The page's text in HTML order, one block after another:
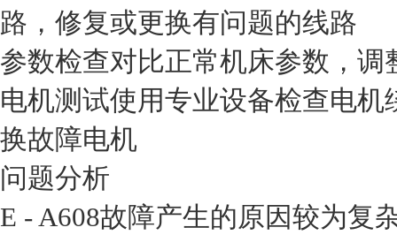
路，修复或更换有问题的线路
参数检查对比正常机床参数，调
电机测试使用专业设备检查电机
换故障电机
问题分析
E - A608故障产生的原因较为复